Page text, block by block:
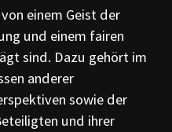
einem Geist der
und einem fairen
sind. Dazu gehört im
anderer
sowie der
und ihrer